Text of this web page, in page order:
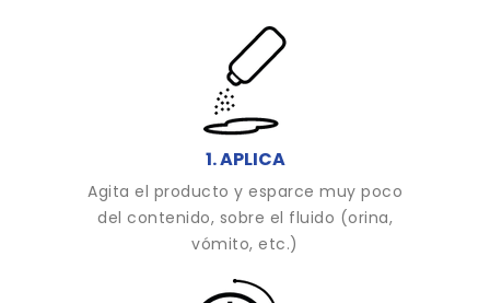
1. APLICA
Agita el producto y esparce muy poco
del contenido, sobre el fluido (orina,
vómito, etc.)